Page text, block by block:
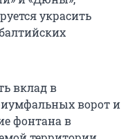
украсить
вклад в
ворот и
фонтана в